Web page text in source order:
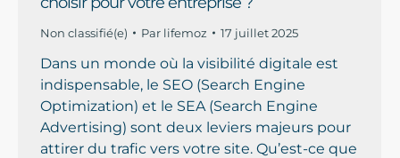
Non classifié(e) Par lifemoz 17 juillet 2025
Dans un monde où la visibilité digitale est
indispensable, le SEO (Search Engine
Optimization) et le SEA (Search Engine
Advertising) sont deux leviers majeurs pour
attirer du trafic vers votre site. Qu’est-ce que